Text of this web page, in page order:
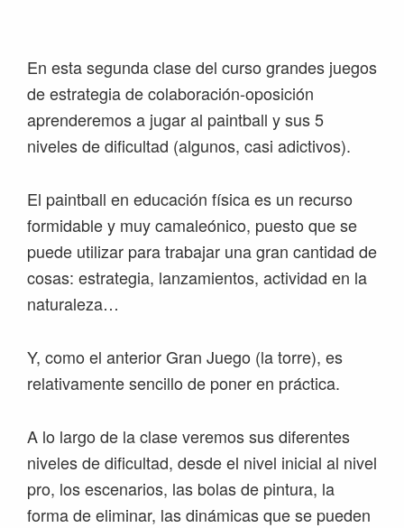
navegación
principal
contenido
principal
barra
lateral
principal
página
En esta segunda clase del curso grandes juegos
de estrategia de colaboración-oposición
aprenderemos a jugar al paintball y sus 5
niveles de dificultad (algunos, casi adictivos).
El paintball en educación física es un recurso
formidable y muy camaleónico, puesto que se
puede utilizar para trabajar una gran cantidad de
cosas: estrategia, lanzamientos, actividad en la
naturaleza…
Y, como el anterior Gran Juego (la torre), es
relativamente sencillo de poner en práctica.
A lo largo de la clase veremos sus diferentes
niveles de dificultad, desde el nivel inicial al nivel
pro, los escenarios, las bolas de pintura, la
forma de eliminar, las dinámicas que se pueden